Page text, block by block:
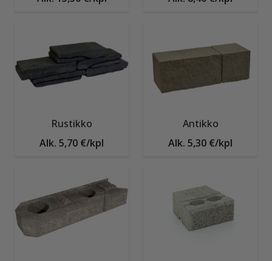
Rustikko
Alk. 5,70 €/kpl
Antikko
Alk. 5,30 €/kpl